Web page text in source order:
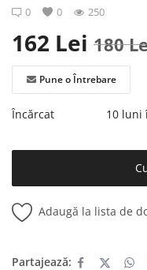
0 0 250
162 Lei 180
Pune o Întrebare
Încărcat 10 luni
Adaugă la lista de
Partajează: